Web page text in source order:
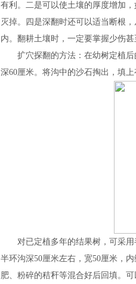
有利。二是可以使土壤的厚度增加
灭掉。四是深翻时还可以适当断根
内。翻耕土壤时，一定要掌握少伤
扩穴探翻的方法：在幼树定植后
深60厘米。将沟中的沙石掏出，填
对已定植多年的结果树，可采用
半环沟深50厘米左右，宽50厘米，
肥、粉碎的秸秆等混合好后回填。